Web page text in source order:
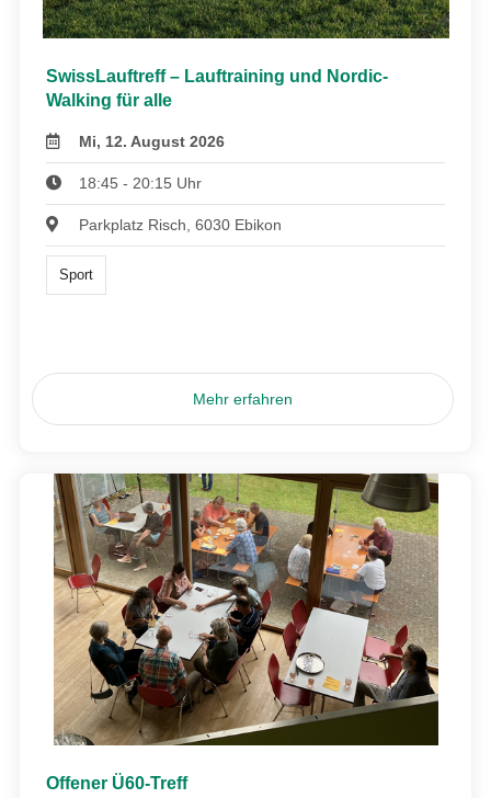
SwissLauftreff – Lauftraining und Nordic-
Walking für alle
Mi, 12. August 2026
18:45 - 20:15 Uhr
Parkplatz Risch, 6030 Ebikon
Sport
Mehr erfahren
Offener Ü60-Treff